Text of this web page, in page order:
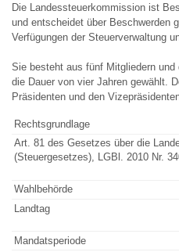
Die Landessteuerkommission ist
und entscheidet über Beschwerden
Verfügungen der Steuerverwaltung
Sie besteht aus fünf Mitgliedern
die Dauer von vier Jahren gewählt.
Präsidenten und den
Rechtsgrundlage
Art. 81 des Gesetzes über die
(Steuergesetzes), LGBl. 2010 Nr.
Wahlbehörde
Landtag
Mandatsperiode